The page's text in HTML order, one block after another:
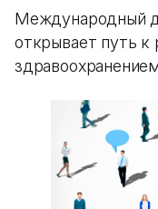
Международный
открывает путь к